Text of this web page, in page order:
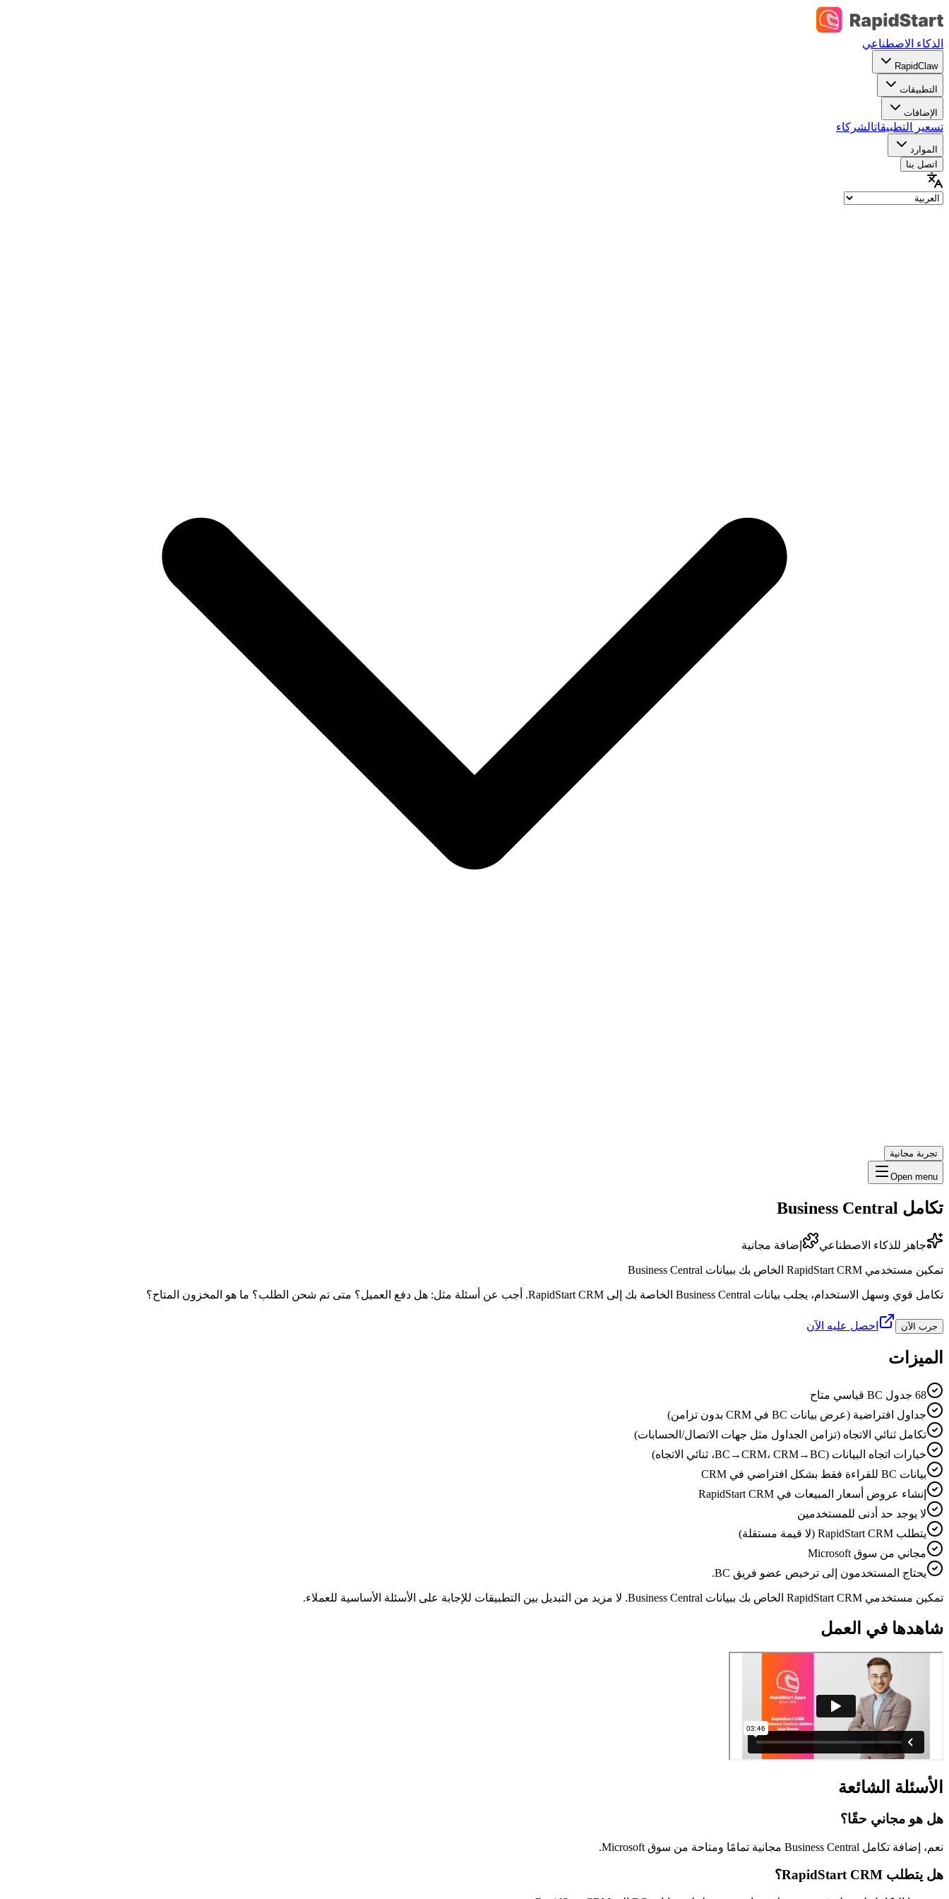
الذكاء الاصطناعي
RapidClaw
التطبيقات
الإضافات
تسعير التطبيقاتالشركاء
الموارد
اتصل بنا
تجربة مجانية
Open menu
تكامل Business Central
جاهز للذكاء الاصطناعي إضافة مجانية
تمكين مستخدمي RapidStart CRM الخاص بك ببيانات Business Central
تكامل قوي وسهل الاستخدام، يجلب بيانات Business Central الخاصة بك إلى RapidStart CRM. أجب عن أسئلة مثل: هل دفع العميل؟ متى تم شحن الطلب؟ ما هو المخزون المتاح؟
جرب الآن احصل عليه الآن
الميزات
68 جدول BC قياسي متاح
جداول افتراضية (عرض بيانات BC في CRM بدون تزامن)
تكامل ثنائي الاتجاه (تزامن الجداول مثل جهات الاتصال/الحسابات)
خيارات اتجاه البيانات (BC→CRM، CRM→BC، ثنائي الاتجاه)
بيانات BC للقراءة فقط بشكل افتراضي في CRM
إنشاء عروض أسعار المبيعات في RapidStart CRM
لا يوجد حد أدنى للمستخدمين
يتطلب RapidStart CRM (لا قيمة مستقلة)
مجاني من سوق Microsoft
يحتاج المستخدمون إلى ترخيص عضو فريق BC.
تمكين مستخدمي RapidStart CRM الخاص بك ببيانات Business Central. لا مزيد من التبديل بين التطبيقات للإجابة على الأسئلة الأساسية للعملاء.
شاهدها في العمل
الأسئلة الشائعة
هل هو مجاني حقًا؟
نعم، إضافة تكامل Business Central مجانية تمامًا ومتاحة من سوق Microsoft.
هل يتطلب RapidStart CRM؟